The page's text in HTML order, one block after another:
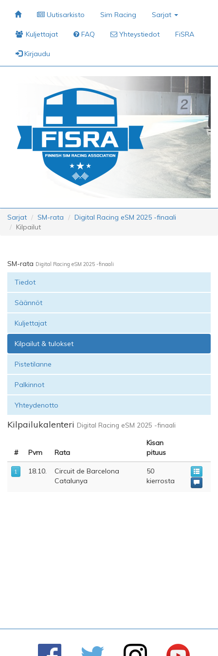
Uutisarkisto Sim Racing Sarjat
Kuljettajat FAQ Yhteystiedot FiSRA
Kirjaudu
Sarjat SM-rata
Digital Racing eSM 2025 -finaali
Kilpailut
SM-rata Digital Racing eSM 2025 -finaali
Tiedot
Säännöt
Kuljettajat
Kilpailut & tulokset
Pistetilanne
Palkinnot
Yhteydenotto
Kilpailukalenteri Digital Racing eSM 2025 -finaali
# Pvm Rata
Kisan
pituus
1 18.10.
Circuit de Barcelona
Catalunya
50
kierrosta